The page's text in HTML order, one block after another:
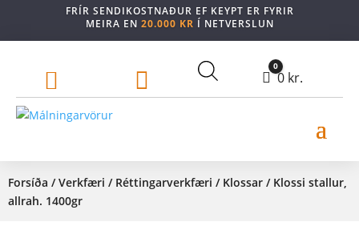
FRÍR SENDIKOSTNAÐUR EF KEYPT ER FYRIR
MEIRA EN 20.000 KR Í NETVERSLUN
  Cart
0
0 kr.
Forsíða /Verkfæri / Réttingarverkfæri / Klossar / Klossi stallur,
allrah. 1400gr